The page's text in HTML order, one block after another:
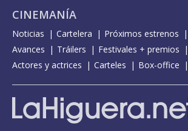
CINEMANÍA
Noticias Cartelera Próximos estrenos
Avances
Tráilers
Festivales + premios
Actores y actrices
Carteles Box-office